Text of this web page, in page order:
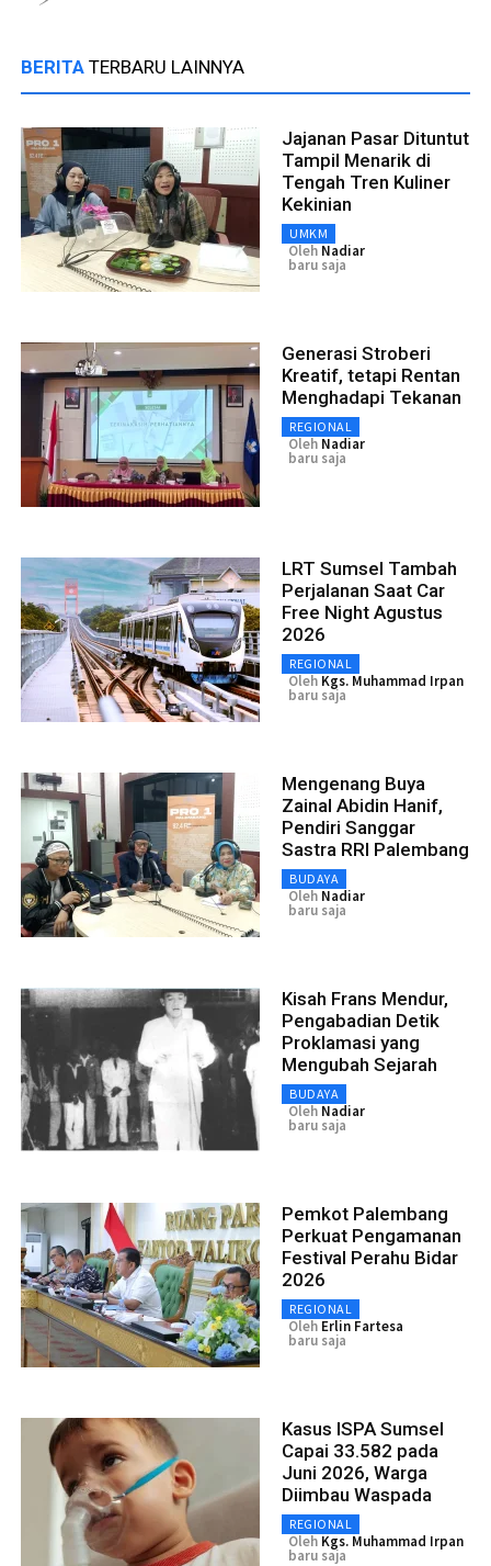
BERITA TERBARU LAINNYA
Jajanan Pasar Dituntut
Tampil Menarik di
Tengah Tren Kuliner
Kekinian
UMKM
Oleh Nadiar
baru saja
Generasi Stroberi
Kreatif, tetapi Rentan
Menghadapi Tekanan
REGIONAL
Oleh Nadiar
baru saja
LRT Sumsel Tambah
Perjalanan Saat Car
Free Night Agustus
2026
REGIONAL
Oleh Kgs. Muhammad Irpan
baru saja
Mengenang Buya
Zainal Abidin Hanif,
Pendiri Sanggar
Sastra RRI Palembang
BUDAYA
Oleh Nadiar
baru saja
Kisah Frans Mendur,
Pengabadian Detik
Proklamasi yang
Mengubah Sejarah
BUDAYA
Oleh Nadiar
baru saja
Pemkot Palembang
Perkuat Pengamanan
Festival Perahu Bidar
2026
REGIONAL
Oleh Erlin Fartesa
baru saja
Kasus ISPA Sumsel
Capai 33.582 pada
Juni 2026, Warga
Diimbau Waspada
REGIONAL
Oleh Kgs. Muhammad Irpan
baru saja